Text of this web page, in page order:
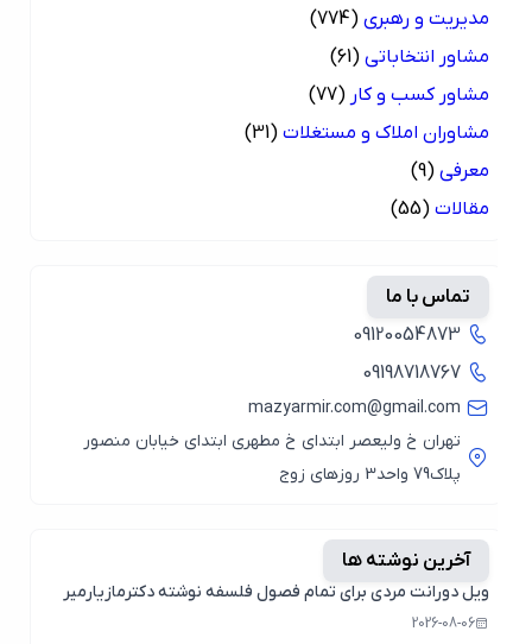
مدیریت و رهبری (774)
مشاور انتخاباتی (61)
مشاور کسب و کار (77)
مشاوران املاک و مستغلات (31)
معرفی (9)
مقالات (55)
تماس با ما
09120054873
09198718767
mazyarmir.com@gmail.com
تهران خ ولیعصر ابتدای خ مطهری ابتدای خیابان منصور
پلاک79 واحد3 روزهای زوج
آخرین نوشته ها
ویل دورانت مردی برای تمام فصول فلسفه نوشته دکترمازیارمیر
2026-08-06